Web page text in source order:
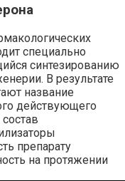
специально
синтезированию
В результате
название
действующего
препарату
на протяжении